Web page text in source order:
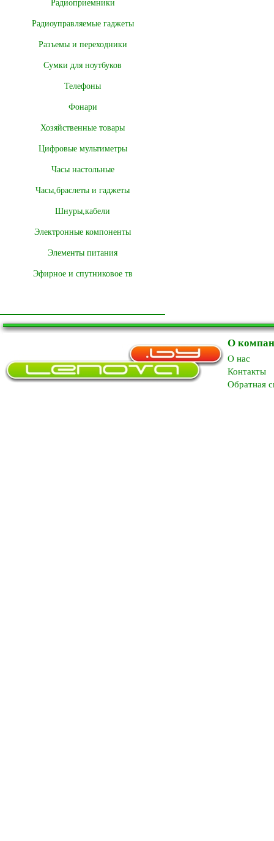
Радиоприемники
Радиоуправляемые гаджеты
Разъемы и переходники
Сумки для ноутбуков
Телефоны
Фонари
Хозяйственные товары
Цифровые мультиметры
Часы настольные
Часы,браслеты и гаджеты
Шнуры,кабели
Электронные компоненты
Элементы питания
Эфирное и спутниковое тв
О
O нас
Контакты
Обратная